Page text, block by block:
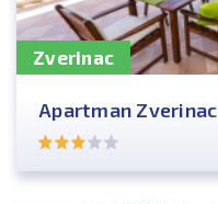
Zverinac
Apartman Zverinac